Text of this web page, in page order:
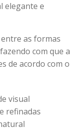
elegante e
as formas
com que a
de acordo com o
visual
refinadas